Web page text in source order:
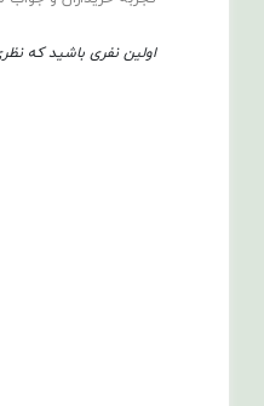
اولین نفری باشید که